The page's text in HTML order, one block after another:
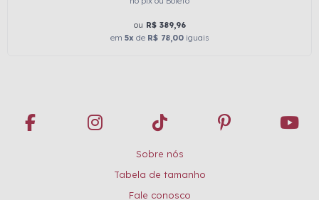
ou R$ 389,96
em 5x de R$ 78,00iguais
Sobre nós
Tabela de tamanho
Fale conosco